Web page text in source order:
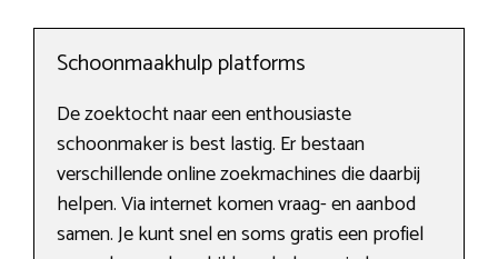
Schoonmaakhulp platforms
De zoektocht naar een enthousiaste
schoonmaker is best lastig. Er bestaan
verschillende online zoekmachines die daarbij
helpen. Via internet komen vraag- en aanbod
samen. Je kunt snel en soms gratis een profiel